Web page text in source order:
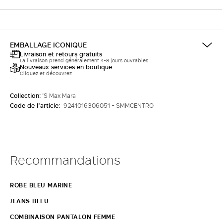
EMBALLAGE ICONIQUE
Livraison et retours gratuits
La livraison prend généralement 4-8 jours ouvrables.
Nouveaux services en boutique
Cliquez et découvrez
Collection: 'S Max Mara
Code de l’article: 9241016306051 - SMMCENTRO
Recommandations
ROBE BLEU MARINE
JEANS BLEU
COMBINAISON PANTALON FEMME